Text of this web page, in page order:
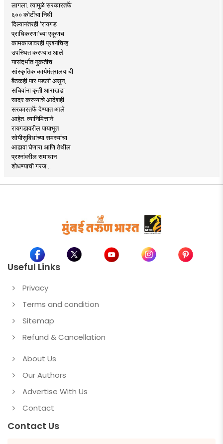
लागला. त्यामुळे सरकारतर्फे
६०० कोटींचा निधी
दिल्यानंतरही ‘रायगड
प्राधिकरणा’च्या एकूणच
कामकाजावरही प्रश्नचिन्ह
उपस्थित करण्यात आले.
यासंदर्भात नुकतीच
सांस्कृतिक कार्यमंत्रालयाची
बैठकही पार पडली असून,
सचिवांना कृती आराखडा
सादर करण्याचे आदेशही
सरकारतर्फे देण्यात आले
आहेत. त्यानिमित्ताने
रायगडावरील पायाभूत
सोयीसुविधांच्या समस्यांचा
आढावा घेणारा आणि तेथील
प्रश्नांवरील समाधान
शोधण्याची गरज ..
Useful Links
Privacy
Terms and condition
Sitemap
Refund & Cancellation
About Us
Our Authors
Advertise With Us
Contact
Contact Us